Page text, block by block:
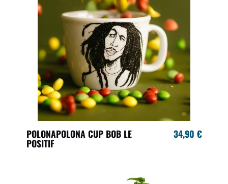
POLONAPOLONA CUP BOB LE
POSITIF
34,90 €